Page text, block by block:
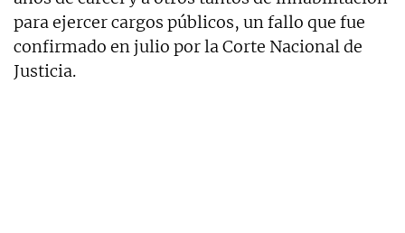
para ejercer cargos públicos, un fallo que fue
confirmado en julio por la Corte Nacional de
Justicia.